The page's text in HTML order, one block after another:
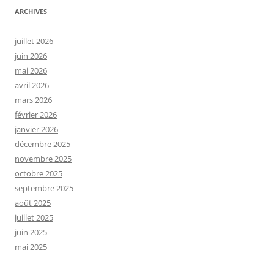
ARCHIVES
juillet 2026
juin 2026
mai 2026
avril 2026
mars 2026
février 2026
janvier 2026
décembre 2025
novembre 2025
octobre 2025
septembre 2025
août 2025
juillet 2025
juin 2025
mai 2025